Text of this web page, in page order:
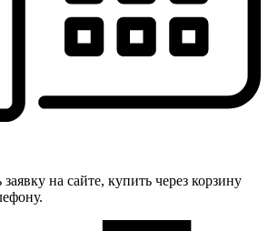
на сайте, купить через корзину